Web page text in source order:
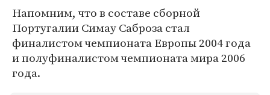
Напомним, что в составе сборной
Португалии Симау Саброза стал
финалистом чемпионата Европы 2004 года
и полуфиналистом чемпионата мира 2006
года.